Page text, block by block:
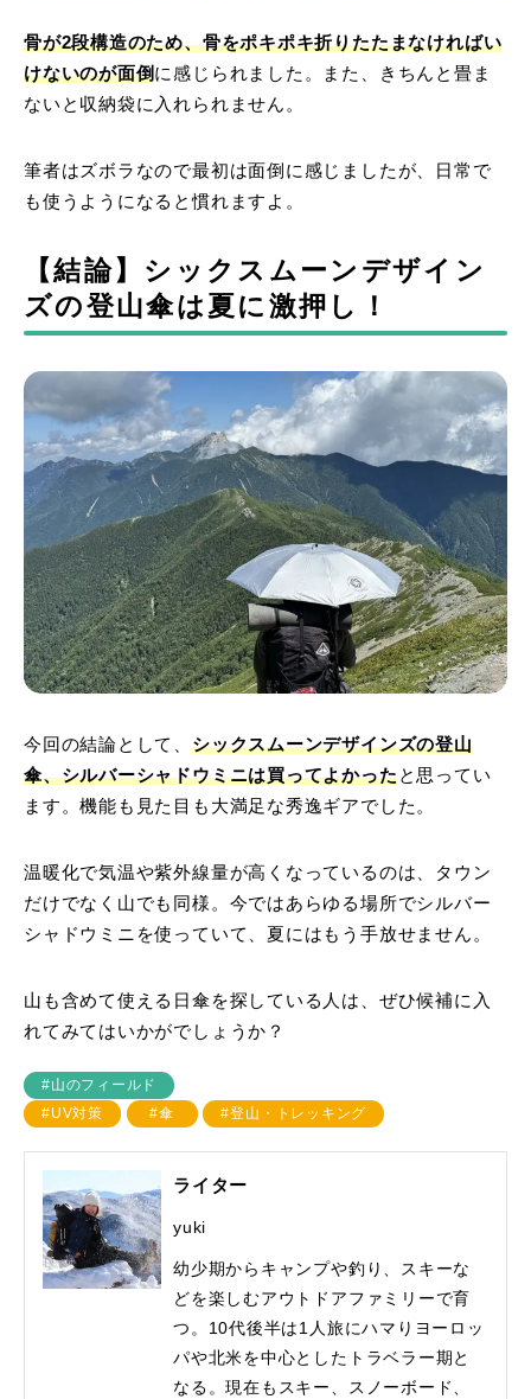
骨が2段構造のため、骨をポキポキ折りたたまなければい
けないのが面倒に感じられました。また、きちんと畳ま
ないと収納袋に入れられません。
筆者はズボラなので最初は面倒に感じましたが、日常で
も使うようになると慣れますよ。
【結論】シックスムーンデザイン
ズの登山傘は夏に激押し！
今回の結論として、シックスムーンデザインズの登山
傘、シルバーシャドウミニは買ってよかったと思ってい
ます。機能も見た目も大満足な秀逸ギアでした。
温暖化で気温や紫外線量が高くなっているのは、タウン
だけでなく山でも同様。今ではあらゆる場所でシルバー
シャドウミニを使っていて、夏にはもう手放せません。
山も含めて使える日傘を探している人は、ぜひ候補に入
れてみてはいかがでしょうか？
#山のフィールド
#UV対策
#傘 #登山・トレッキング
ライター
yuki
幼少期からキャンプや釣り、スキーな
どを楽しむアウトドアファミリーで育
つ。10代後半は1人旅にハマりヨーロッ
パや北米を中心としたトラベラー期と
なる。現在もスキー、スノーボード、